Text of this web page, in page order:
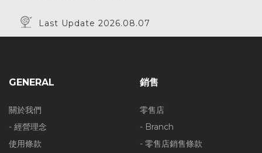
Last Update 2026.08.07
GENERAL
關於我們
- 經營理念
使用條款
銷售
零售店
- Branch
- 零售店銷售條款